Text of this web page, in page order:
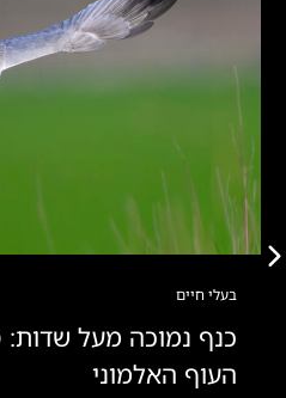
בעלי חיים
כנף נמוכה מעל
העוף האלמוני